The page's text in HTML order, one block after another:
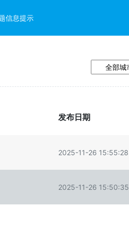
信息提示
发布日期
2025-11-26 15:55:28
2025-11-26 15:50:35